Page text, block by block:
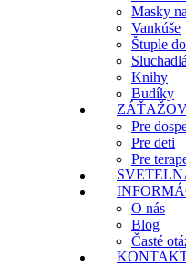
Masky
Vankúše
Štuple
Knihy
Budíky
Pre
Pre deti
Pre
O nás
Blog
Časté